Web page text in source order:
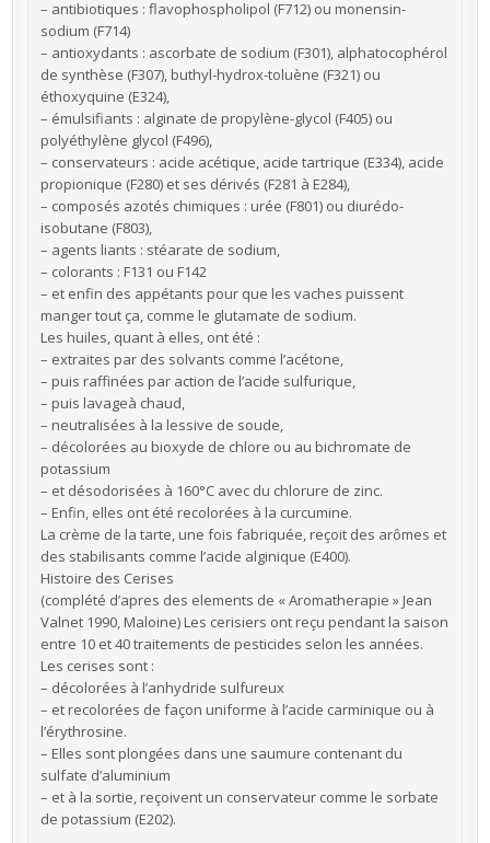
– antibiotiques : flavophospholipol (F712) ou monensin-
sodium (F714)
– antioxydants : ascorbate de sodium (F301), alphatocophérol
de synthèse (F307), buthyl-hydrox-toluène (F321) ou
éthoxyquine (E324),
– émulsifiants : alginate de propylène-glycol (F405) ou
polyéthylène glycol (F496),
– conservateurs : acide acétique, acide tartrique (E334), acide
propionique (F280) et ses dérivés (F281 à E284),
– composés azotés chimiques : urée (F801) ou diurédo-
isobutane (F803),
– agents liants : stéarate de sodium,
– colorants : F131 ou F142
– et enfin des appétants pour que les vaches puissent
manger tout ça, comme le glutamate de sodium.
Les huiles, quant à elles, ont été :
– extraites par des solvants comme l’acétone,
– puis raffinées par action de l’acide sulfurique,
– puis lavageà chaud,
– neutralisées à la lessive de soude,
– décolorées au bioxyde de chlore ou au bichromate de
potassium
– et désodorisées à 160°C avec du chlorure de zinc.
– Enfin, elles ont été recolorées à la curcumine.
La crème de la tarte, une fois fabriquée, reçoit des arômes et
des stabilisants comme l’acide alginique (E400).
Histoire des Cerises
(complété d’apres des elements de « Aromatherapie » Jean
Valnet 1990, Maloine) Les cerisiers ont reçu pendant la saison
entre 10 et 40 traitements de pesticides selon les années.
Les cerises sont :
– décolorées à l’anhydride sulfureux
– et recolorées de façon uniforme à l’acide carminique ou à
l’érythrosine.
– Elles sont plongées dans une saumure contenant du
sulfate d’aluminium
– et à la sortie, reçoivent un conservateur comme le sorbate
de potassium (E202).